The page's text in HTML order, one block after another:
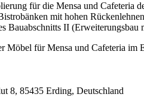
für die Mensa und Cafeteria
mit hohen
Bauabschnitts II (Erweiterungsbau
für Mensa und Cafeteria im
8, 85435 Erding, Deutschland